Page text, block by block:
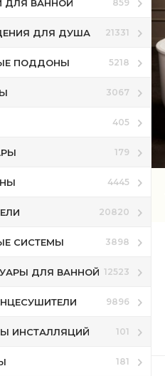
ДЛЯ ВАННОЙ 859
ДЛЯ ДУША 21331
ПОДДОНЫ 5218
3067
405
179
4445
20820
СИСТЕМЫ 3898
ДЛЯ ВАННОЙ 12523
9896
ИНСТАЛЛЯЦИЙ 101
181